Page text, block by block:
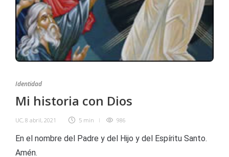
Identidad
Mi historia con Dios
UC, 8 abril, 2021 5 min 986
En el nombre del Padre y del Hijo y del Espíritu Santo.
Amén.